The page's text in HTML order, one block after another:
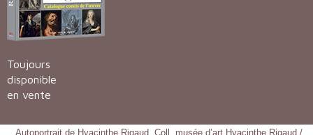
Toujours
disponible
en vente
Autoportrait de Hyacinthe Rigaud. Coll. musée d’art Hyacinthe Rigaud /